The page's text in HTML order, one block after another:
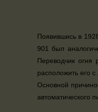
Появившись в
901 был
Переводчик
расположить его
Основной
автоматического